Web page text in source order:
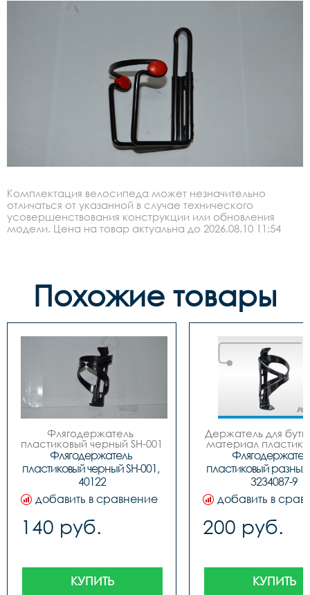
Комплектация велосипеда может незначительно
отличаться от указанной в случае технического
усовершенствования конструкции или обновления
модели. Цена на товар актуальна до 2026.08.10 11:54
Похожие товары
Флягодержатель
пластиковый черный SH-001
код. 40122
Флягодержатель
пластиковый черный SH-001,
40122
добавить в сравнение
140 руб.
КУПИТЬ
Держатель для
материал
цвета.
пластиковый разных
3234087-9
добавить в
200 руб.
КУПИТЬ